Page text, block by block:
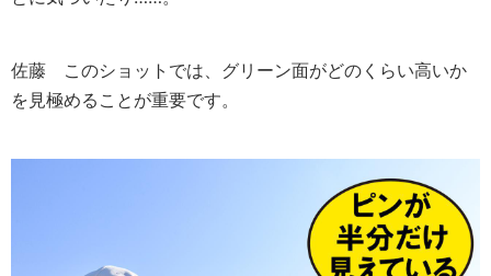
佐藤 このショットでは、グリーン面がどのくらい高いか
を見極めることが重要です。